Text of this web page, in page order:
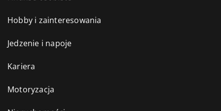
Hobby i zainteresowania
Jedzenie i napoje
Kariera
Motoryzacja